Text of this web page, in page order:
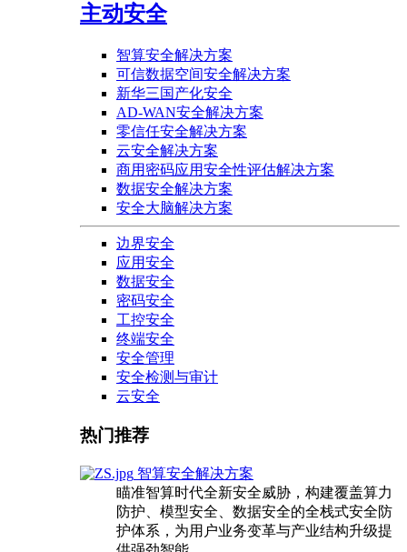
主动安全
智算安全解决方案
可信数据空间安全解决方案
新华三国产化安全
AD-WAN安全解决方案
零信任安全解决方案
云安全解决方案
商用密码应用安全性评估解决方案
数据安全解决方案
安全大脑解决方案
边界安全
应用安全
数据安全
密码安全
工控安全
终端安全
安全管理
安全检测与审计
云安全
热门推荐
智算安全解决方案
瞄准智算时代全新安全威胁，构建覆盖算力
防护、模型安全、数据安全的全栈式安全防
护体系，为用户业务变革与产业结构升级提